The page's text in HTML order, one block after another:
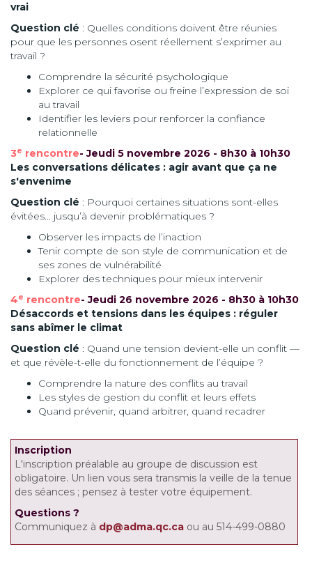
vrai
Question clé : Quelles conditions doivent être réunies
pour que les personnes osent réellement s’exprimer au
travail ?
Comprendre la sécurité psychologique
Explorer ce qui favorise ou freine l’expression de soi
au travail
Identifier les leviers pour renforcer la confiance
relationnelle
3e rencontre- Jeudi 5 novembre 2026 - 8h30 à 10h30
Les conversations délicates : agir avant que ça ne
s'envenime
Question clé : Pourquoi certaines situations sont-elles
évitées… jusqu’à devenir problématiques ?
Observer les impacts de l’inaction
Tenir compte de son style de communication et de
ses zones de vulnérabilité
Explorer des techniques pour mieux intervenir
4e rencontre- Jeudi 26 novembre 2026 - 8h30 à 10h30
Désaccords et tensions dans les équipes : réguler
sans abîmer le climat
Question clé : Quand une tension devient-elle un conflit —
et que révèle-t-elle du fonctionnement de l’équipe ?
Comprendre la nature des conflits au travail
Les styles de gestion du conflit et leurs effets
Quand prévenir, quand arbitrer, quand recadrer
Inscription
L'inscription préalable au groupe de discussion est
obligatoire. Un lien vous sera transmis la veille de la tenue
des séances ; pensez à tester votre équipement.
Questions ?
Communiquez à dp@adma.qc.ca ou au 514-499-0880